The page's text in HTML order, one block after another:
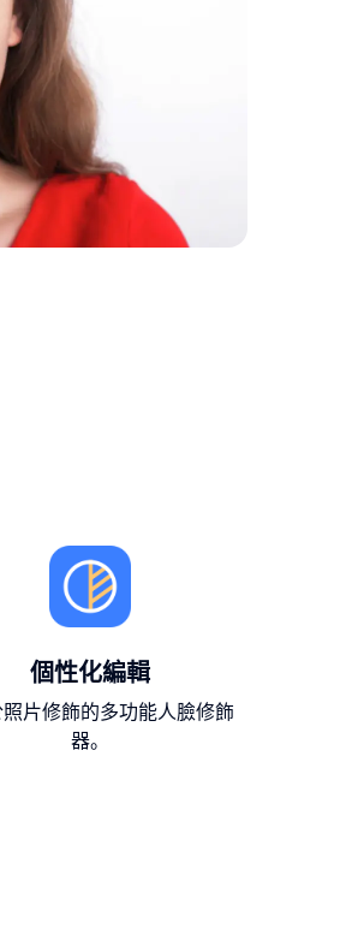
個性化編輯
片修飾的多功能人臉修飾
器。